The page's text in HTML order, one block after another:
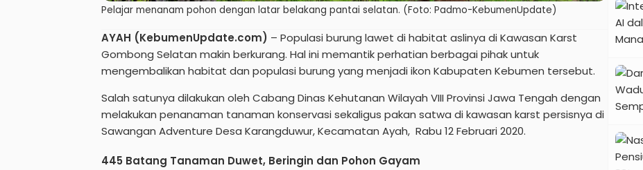
Pelajar menanam pohon dengan latar belakang pantai selatan. (Foto: Padmo-KebumenUpdate)
AYAH (KebumenUpdate.com) – Populasi burung lawet di habitat aslinya di Kawasan Karst
Gombong Selatan makin berkurang. Hal ini memantik perhatian berbagai pihak untuk
mengembalikan habitat dan populasi burung yang menjadi ikon Kabupaten Kebumen tersebut.
Salah satunya dilakukan oleh Cabang Dinas Kehutanan Wilayah VIII Provinsi Jawa Tengah dengan
melakukan penanaman tanaman konservasi sekaligus pakan satwa di kawasan karst persisnya di
Sawangan Adventure Desa Karangduwur, Kecamatan Ayah, Rabu 12 Februari 2020.
445 Batang Tanaman Duwet, Beringin dan Pohon Gayam